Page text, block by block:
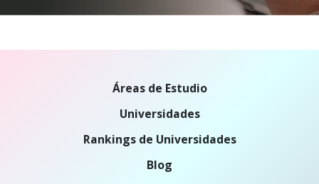
Áreas de Estudio
Universidades
Rankings de Universidades
Blog